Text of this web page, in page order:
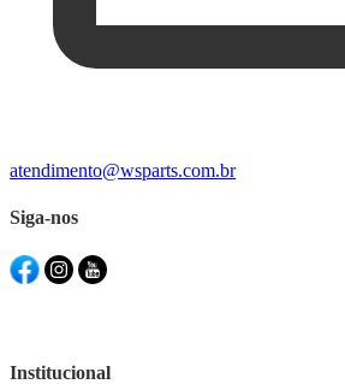
atendimento@wsparts.com.br
Siga-nos
Institucional